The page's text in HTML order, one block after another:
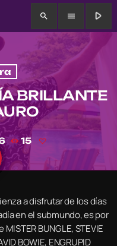
search menu play_arrow
BRILLANTE
15
a disfrutar de los días
en el submundo, es por
BUNGLE, STEVIE
BOWIE, ENGRUPID